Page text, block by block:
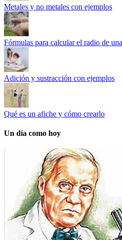
Metales y no metales con ejemplos
Fórmulas para calcular el radio de
Adición y sustracción con ejemplos
Qué es un afiche y cómo crearlo
Un día como hoy